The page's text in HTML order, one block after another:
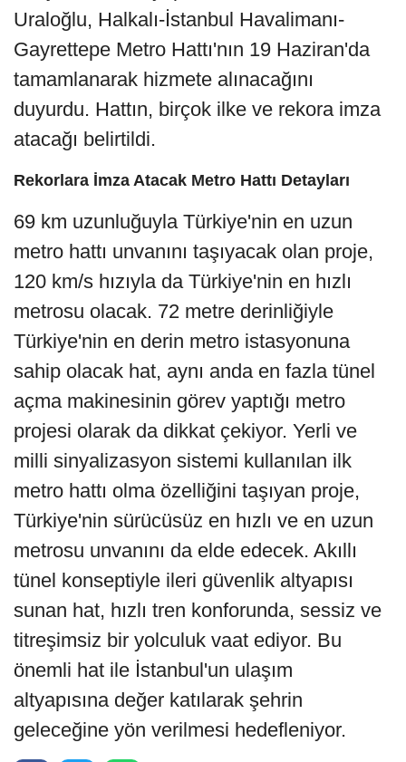
Uraloğlu, Halkalı-İstanbul Havalimanı-
Gayrettepe Metro Hattı'nın 19 Haziran'da
tamamlanarak hizmete alınacağını
duyurdu. Hattın, birçok ilke ve rekora imza
atacağı belirtildi.
Rekorlara İmza Atacak Metro Hattı Detayları
69 km uzunluğuyla Türkiye'nin en uzun
metro hattı unvanını taşıyacak olan proje,
120 km/s hızıyla da Türkiye'nin en hızlı
metrosu olacak. 72 metre derinliğiyle
Türkiye'nin en derin metro istasyonuna
sahip olacak hat, aynı anda en fazla tünel
açma makinesinin görev yaptığı metro
projesi olarak da dikkat çekiyor. Yerli ve
milli sinyalizasyon sistemi kullanılan ilk
metro hattı olma özelliğini taşıyan proje,
Türkiye'nin sürücüsüz en hızlı ve en uzun
metrosu unvanını da elde edecek. Akıllı
tünel konseptiyle ileri güvenlik altyapısı
sunan hat, hızlı tren konforunda, sessiz ve
titreşimsiz bir yolculuk vaat ediyor. Bu
önemli hat ile İstanbul'un ulaşım
altyapısına değer katılarak şehrin
geleceğine yön verilmesi hedefleniyor.